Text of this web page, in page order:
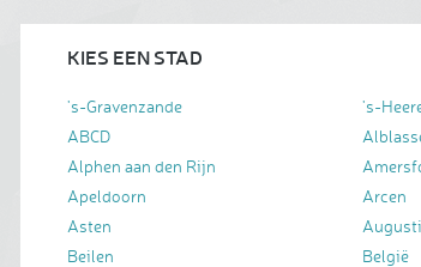
KIES EEN STAD
's-Gravenzande 's-
ABCD
Alphen aan den Rijn
Apeldoorn
Arcen
Asten
Beilen
België